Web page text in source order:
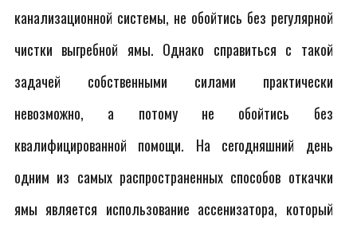
канализационной системы, не обойтись без регулярной
чистки выгребной ямы. Однако справиться с такой
задачей собственными силами практически
невозможно, а потому не обойтись без
квалифицированной помощи. На сегодняшний день
одним из самых распространенных способов откачки
ямы является использование ассенизатора, который